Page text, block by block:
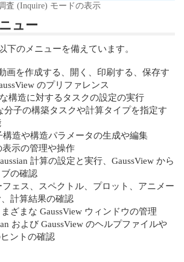
査 (Inquire) モードの表示
ュー
下のメニューを備えています。
画を作成する、開く、印刷する、保存す
のプリファレンス
構造に対するタスクの設定の実行
分子の構築タスクや計算タイプを指定す
構造や構造パラメータの生成や編集
表示の管理や操作
計算の設定と実行、GaussView から
の確認
フェス、スペクトル、プロット、アニメー
計算結果の確認
まざまな GaussView ウィンドウの管理
および GaussView のヘルプファイルや
ントの確認